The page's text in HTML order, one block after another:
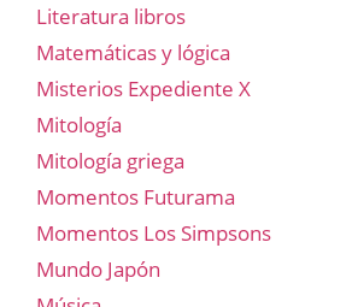
Literatura libros
Matemáticas y lógica
Misterios Expediente X
Mitología
Mitología griega
Momentos Futurama
Momentos Los Simpsons
Mundo Japón